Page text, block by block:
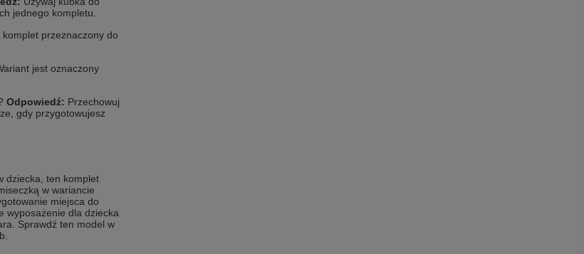
jednego kompletu.
komplet przeznaczony do
jest oznaczony
Odpowiedź: Przechowuj
gdy przygotowujesz
dziecka, ten komplet
w wariancie
miejsca do
wyposażenie dla dziecka
Sprawdź ten model w